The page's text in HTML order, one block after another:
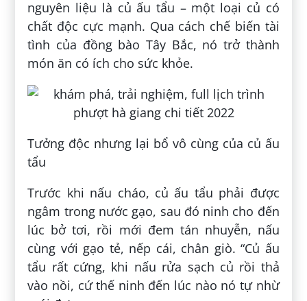
nguyên liệu là củ ấu tẩu – một loại củ có
chất độc cực mạnh. Qua cách chế biến tài
tình của đồng bào Tây Bắc, nó trở thành
món ăn có ích cho sức khỏe.
Tưởng độc nhưng lại bổ vô cùng của củ ấu
tẩu
Trước khi nấu cháo, củ ấu tẩu phải được
ngâm trong nước gạo, sau đó ninh cho đến
lúc bở tơi, rồi mới đem tán nhuyễn, nấu
cùng với gạo tẻ, nếp cái, chân giò. “Củ ấu
tẩu rất cứng, khi nấu rửa sạch củ rồi thả
vào nồi, cứ thế ninh đến lúc nào nó tự nhừ